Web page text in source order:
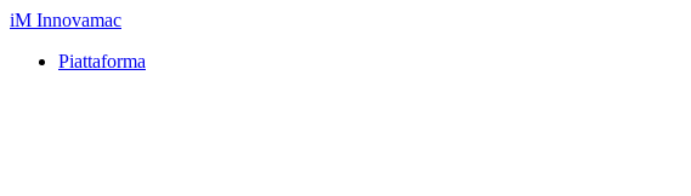
iM Innovamac
Piattaforma